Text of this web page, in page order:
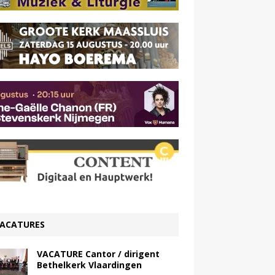
VACATURE Cantor / dirigent
Bethelkerk Vlaardingen